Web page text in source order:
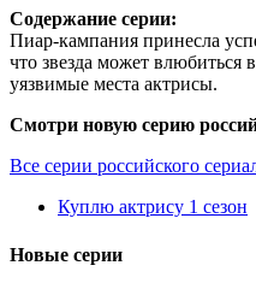
Содержание серии:
Пиар-кампания принесла
что звезда может влюбиться
уязвимые места актрисы.
Смотри новую серию
Все серии российского
Куплю актрису 1 сезон
Новые серии